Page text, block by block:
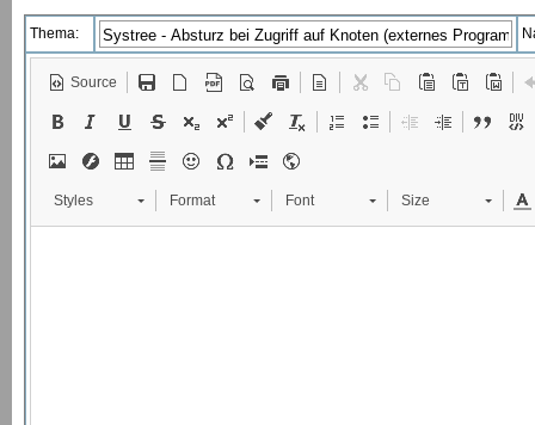
Thema:
Source
Styles Format Font Size